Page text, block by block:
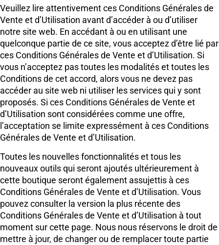
Veuillez lire attentivement ces Conditions Générales de
Vente et d’Utilisation avant d’accéder à ou d’utiliser
notre site web. En accédant à ou en utilisant une
quelconque partie de ce site, vous acceptez d’être lié par
ces Conditions Générales de Vente et d’Utilisation. Si
vous n’acceptez pas toutes les modalités et toutes les
Conditions de cet accord, alors vous ne devez pas
accéder au site web ni utiliser les services qui y sont
proposés. Si ces Conditions Générales de Vente et
d’Utilisation sont considérées comme une offre,
l’acceptation se limite expressément à ces Conditions
Générales de Vente et d’Utilisation.
Toutes les nouvelles fonctionnalités et tous les
nouveaux outils qui seront ajoutés ultérieurement à
cette boutique seront également assujettis à ces
Conditions Générales de Vente et d’Utilisation. Vous
pouvez consulter la version la plus récente des
Conditions Générales de Vente et d’Utilisation à tout
moment sur cette page. Nous nous réservons le droit de
mettre à jour, de changer ou de remplacer toute partie